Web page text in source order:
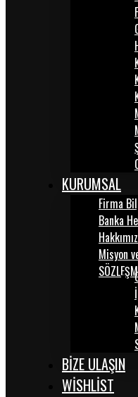
KURUMSAL
Firma
Banka
Misyon
BİZE ULAŞIN
WISHLIST